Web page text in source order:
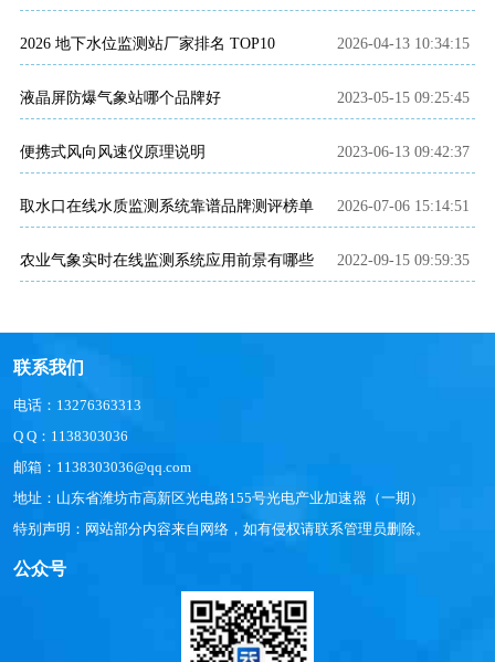
2026 地下水位监测站厂家排名 TOP10 2026-04-13 10:34:15
液晶屏防爆气象站哪个品牌好 2023-05-15 09:25:45
便携式风向风速仪原理说明 2023-06-13 09:42:37
取水口在线水质监测系统靠谱品牌测评榜单 2026-07-06 15:14:51
农业气象实时在线监测系统应用前景有哪些 2022-09-15 09:59:35
联系我们
电话：13276363313
Q Q：1138303036
邮箱：1138303036@qq.com
地址：山东省潍坊市高新区光电路155号光电产业加速器（一期）
特别声明：网站部分内容来自网络，如有侵权请联系管理员删除。
公众号